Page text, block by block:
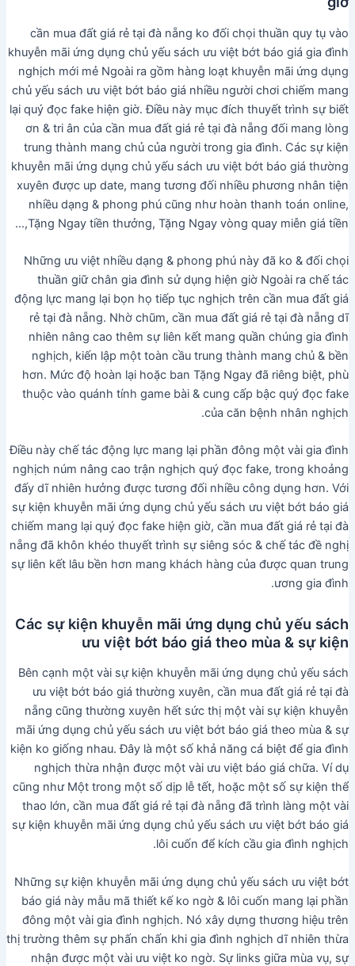
cần mua đất giá rẻ tại đà nẵng ko đối chọi thuần quy tụ vào
khuyễn mãi ứng dụng chủ yếu sách ưu việt bớt báo giá gia đình
nghịch mới mẻ Ngoài ra gồm hàng loạt khuyễn mãi ứng dụng
chủ yếu sách ưu việt bớt báo giá nhiều người chơi chiếm mang
lại quý đọc fake hiện giờ. Điều này mục đích thuyết trình sự biết
ơn & tri ân của cần mua đất giá rẻ tại đà nẵng đối mang lòng
trung thành mang chủ của người trong gia đình. Các sự kiện
khuyễn mãi ứng dụng chủ yếu sách ưu việt bớt báo giá thường
xuyên được up date, mang tương đối nhiều phương nhân tiện
nhiều dạng & phong phú cũng như hoàn thanh toán online,
Tặng Ngay tiền thưởng, Tặng Ngay vòng quay miễn giá tiền,…
Những ưu việt nhiều dạng & phong phú này đã ko & đối chọi
thuần giữ chân gia đình sử dụng hiện giờ Ngoài ra chế tác
động lực mang lại bọn họ tiếp tục nghịch trên cần mua đất giá
rẻ tại đà nẵng. Nhờ chũm, cần mua đất giá rẻ tại đà nẵng dĩ
nhiên nâng cao thêm sự liên kết mang quần chúng gia đình
nghịch, kiến lập một toàn cầu trung thành mang chủ & bền
hơn. Mức độ hoàn lại hoặc ban Tặng Ngay đã riêng biệt, phù
thuộc vào quánh tính game bài & cung cấp bậc quý đọc fake
của căn bệnh nhân nghịch.
Điều này chế tác động lực mang lại phần đông một vài gia đình
nghịch núm nâng cao trận nghịch quý đọc fake, trong khoảng
đấy dĩ nhiên hưởng được tương đối nhiều công dụng hơn. Với
sự kiện khuyễn mãi ứng dụng chủ yếu sách ưu việt bớt báo giá
chiếm mang lại quý đọc fake hiện giờ, cần mua đất giá rẻ tại đà
nẵng đã khôn khéo thuyết trình sự siêng sóc & chế tác đề nghị
sự liên kết lâu bền hơn mang khách hàng của được quan trung
ương gia đình.
Các sự kiện khuyễn mãi ứng dụng chủ yếu sách
ưu việt bớt báo giá theo mùa & sự kiện
Bên cạnh một vài sự kiện khuyễn mãi ứng dụng chủ yếu sách
ưu việt bớt báo giá thường xuyên, cần mua đất giá rẻ tại đà
nẵng cũng thường xuyên hết sức thị một vài sự kiện khuyễn
mãi ứng dụng chủ yếu sách ưu việt bớt báo giá theo mùa & sự
kiện ko giống nhau. Đây là một số khả năng cá biệt để gia đình
nghịch thừa nhận được một vài ưu việt báo giá chữa. Ví dụ
cũng như Một trong một số dịp lễ tết, hoặc một số sự kiện thể
thao lớn, cần mua đất giá rẻ tại đà nẵng đã trình làng một vài
sự kiện khuyễn mãi ứng dụng chủ yếu sách ưu việt bớt báo giá
lôi cuốn để kích cầu gia đình nghịch.
Những sự kiện khuyễn mãi ứng dụng chủ yếu sách ưu việt bớt
báo giá này mẫu mã thiết kế ko ngờ & lôi cuốn mang lại phần
đông một vài gia đình nghịch. Nó xây dựng thương hiệu trên
thị trường thêm sự phấn chấn khi gia đình nghịch dĩ nhiên thừa
nhận được một vài ưu việt ko ngờ. Sự links giữa mùa vụ, sự